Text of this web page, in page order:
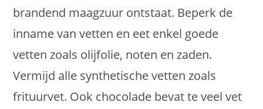
brandend maagzuur ontstaat. Beperk de
inname van vetten en eet enkel goede
vetten zoals olijfolie, noten en zaden.
Vermijd alle synthetische vetten zoals
frituurvet. Ook chocolade bevat te veel vet